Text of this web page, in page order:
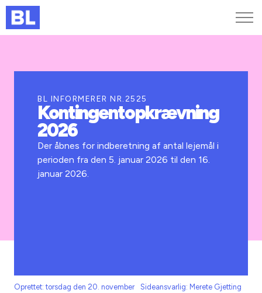
Kurser og arrangementer
Jobportalen
BL INFORMERER NR.2525
Kontingentopkrævning
2026
Der åbnes for indberetning af antal lejemål i
perioden fra den 5. januar 2026 til den 16.
januar 2026.
Oprettet: torsdag den 20. november
Sideansvarlig: Merete Gjetting